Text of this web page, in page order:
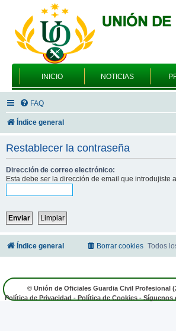
INICIO NOTICIAS
FAQ
Índice general
Restablecer la contraseña
Dirección de correo electrónico:
Esta debe ser la dirección de email que introdujiste
Índice general Todos
Borrar cookies
© Unión de Oficiales Guardia Civil Profesional
Política de Privacidad - Política de Cookies - Síguenos